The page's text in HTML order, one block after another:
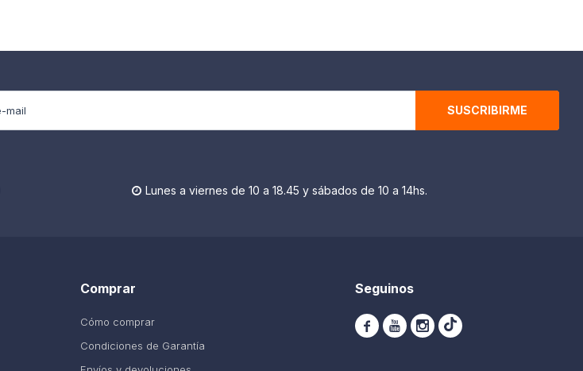
SUSCRIBIRME
 Lunes a viernes de 10 a 18.45 y sábados de 10 a 14hs.
Comprar
Cómo comprar
Condiciones de Garantía
Seguinos
  